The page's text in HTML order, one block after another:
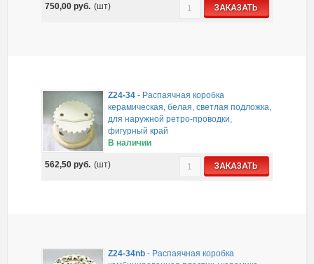
750,00руб. (шт) ЗАКАЗАТЬ
Z24-34 - Распаячная коробка
керамическая, белая, светлая подложка,
для наружной ретро-проводки,
фигурный край
В наличии
562,50руб. (шт) ЗАКАЗАТЬ
Z24-34nb - Распаячная коробка